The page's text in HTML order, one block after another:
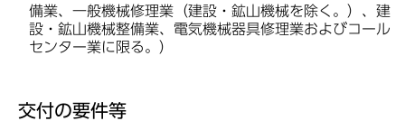
備業、一般機械修理業（建設・鉱山機械を除く。）、建
設・鉱山機械整備業、電気機械器具修理業およびコール
センター業に限る。）
交付の要件等